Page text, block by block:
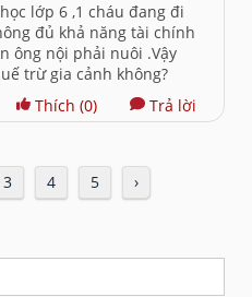
lớp 6 ,1 cháu đang đi
đủ khả năng tài chính
ông nội phải nuôi .Vậy
trừ gia cảnh không?
Thích (0) Trả lời
3 4 5 ›